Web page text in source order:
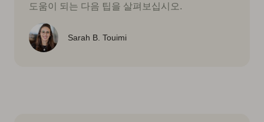
도움이 되는 다음 팁을 살펴보십시오.
Sarah B. Touimi